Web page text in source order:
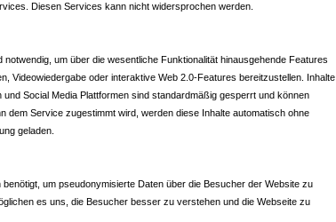
Diesen Services kann nicht widersprochen werden.
notwendig, um über die wesentliche Funktionalität hinausgehende Features
Videowiedergabe oder interaktive Web 2.0-Features bereitzustellen. Inhalte
und Social Media Plattformen sind standardmäßig gesperrt und können
dem Service zugestimmt wird, werden diese Inhalte automatisch ohne
geladen.
um pseudonymisierte Daten über die Besucher der Website zu
es uns, die Besucher besser zu verstehen und die Webseite zu